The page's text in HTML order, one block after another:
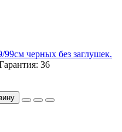
черных без заглушек.
36